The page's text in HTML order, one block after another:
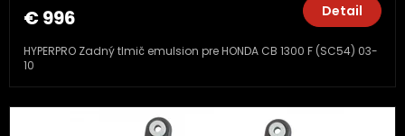
€ 996 Detail
HYPERPRO Zadný tlmič emulsion pre HONDA CB 1300 F (SC54) 03-
10